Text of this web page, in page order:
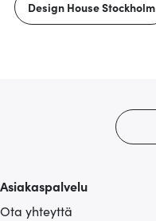
Design House Stockholm
Asiakaspalvelu
Ota yhteyttä